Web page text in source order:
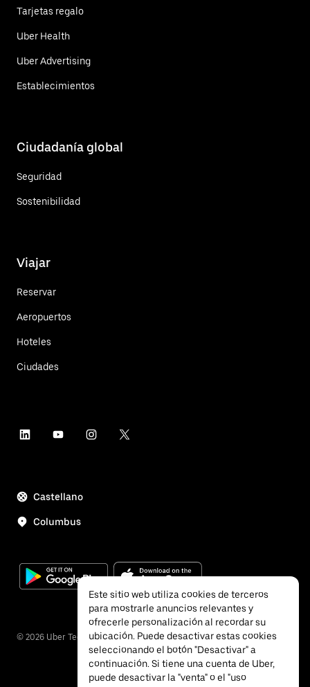
Tarjetas regalo
Uber Health
Uber Advertising
Establecimientos
Ciudadanía global
Seguridad
Sostenibilidad
Viajar
Reservar
Aeropuertos
Hoteles
Ciudades
Castellano
Columbus
© 2026 Uber Technologies Inc.
Este sitio web utiliza cookies de terceros
para mostrarle anuncios relevantes y
ofrecerle personalización al recordar su
ubicación. Puede desactivar estas cookies
seleccionando el botón "Desactivar" a
continuación. Si tiene una cuenta de Uber,
puede desactivar la "venta" o el "uso